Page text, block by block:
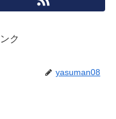
ク
yasuman08